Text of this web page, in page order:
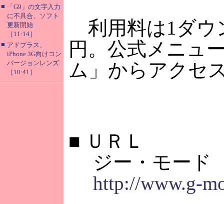
■
「G9」の文字入力
に不具合、ソフト
更新開始
［11:14］
■ アドプラス、
iPhone 3G向けコン
バージョンレンズ
［10:41］
利用料は1ダウ
円。公式メニュ
ム」からアクセ
■ ＵＲＬ
ジー・モード
http://www.g-